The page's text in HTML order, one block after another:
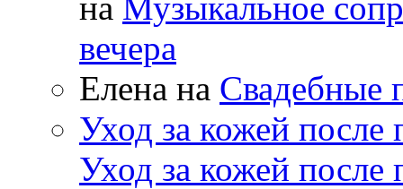
вечера
Елена на Свадебные
Уход за кожей
Уход за кожей после